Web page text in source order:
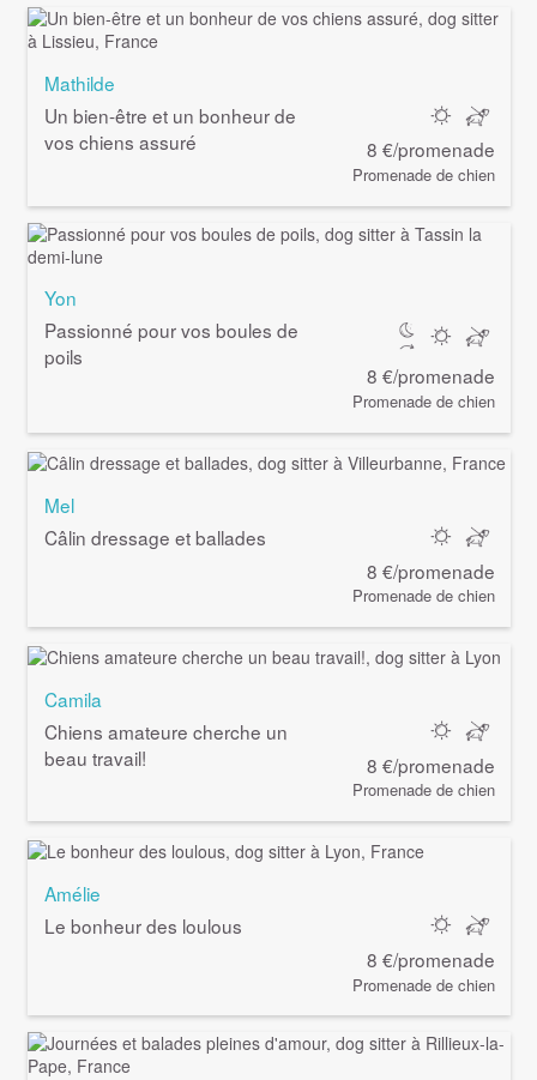
Mathilde
Un bien-être et un bonheur de
vos chiens assuré
8 €/promenade
Promenade de chien
Yon
Passionné pour vos boules de
poils
8 €/promenade
Promenade de chien
Mel
Câlin dressage et ballades
8 €/promenade
Promenade de chien
Camila
Chiens amateure cherche un
beau travail!
8 €/promenade
Promenade de chien
Amélie
Le bonheur des loulous
8 €/promenade
Promenade de chien